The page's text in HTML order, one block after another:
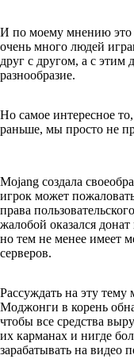
И по моему мнению это
очень много людей
друг с другом, а с этим
разнообразие.
Но самое интересное
раньше, мы просто не
Mojang создала
игрок может
права
жалобой оказался
но тем не менее имеет
серверов.
Рассуждать на эту
Моджонги в корень
чтобы все средства
их карманах и нигде
зарабатывать на видео